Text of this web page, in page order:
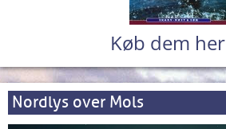
Køb dem her
Nordlys over Mols